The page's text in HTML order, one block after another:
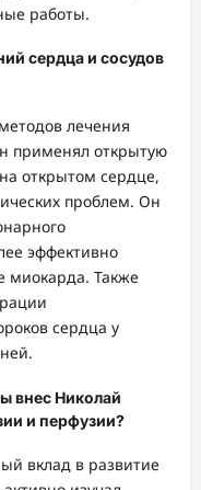
работы.
сердца и сосудов
лечения
применял открытую
открытом сердце,
проблем. Он
эффективно
миокарда. Также
сердца у
внес Николай
и перфузии?
вклад в развитие